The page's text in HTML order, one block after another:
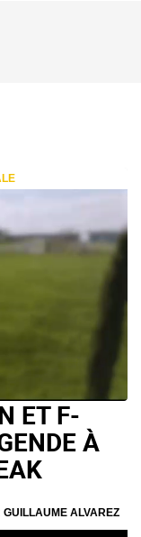
ET F-
À
GUILLAUME ALVAREZ